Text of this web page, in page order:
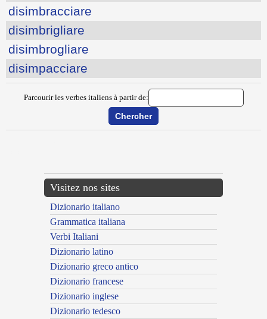
disimbracciare
disimbrigliare
disimbrogliare
disimpacciare
Parcourir les verbes italiens à partir de:
Visitez nos sites
Dizionario italiano
Grammatica italiana
Verbi Italiani
Dizionario latino
Dizionario greco antico
Dizionario francese
Dizionario inglese
Dizionario tedesco